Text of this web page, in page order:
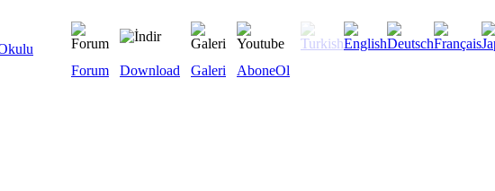
Forum Download Galeri AboneOl